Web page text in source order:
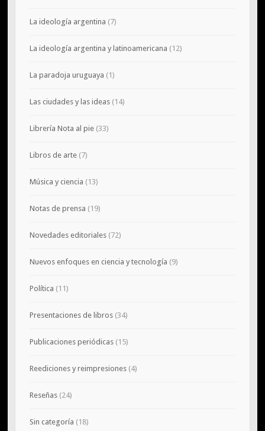
La ideología argentina (7)
La ideología argentina y latinoamericana (12)
La paradoja uruguaya (1)
Las ciudades y las ideas(14)
Librería Nota al pie(33)
Libros de arte(7)
Música y ciencia (13)
Notas de prensa (19)
Novedades editoriales(72)
Nuevos enfoques en ciencia y tecnología (9)
Política (11)
Presentaciones de libros(34)
Publicaciones periódicas(15)
Reediciones y reimpresiones(4)
Reseñas(24)
Sin categoría (18)